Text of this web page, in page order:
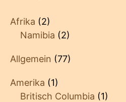
Afrika (2)
Namibia (2)
Allgemein (77)
Amerika (1)
Britisch Columbia (1)